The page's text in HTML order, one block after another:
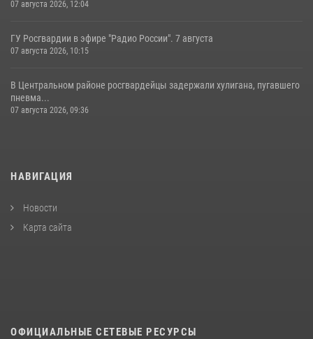
07 августа 2026, 12:04
ГУ Росгвардии в эфире "Радио России". 7 августа
07 августа 2026, 10:15
В Центральном районе росгвардейцы задержали хулигана, пугавшего
пневма...
07 августа 2026, 09:36
НАВИГАЦИЯ
Новости
Карта сайта
ОФИЦИАЛЬНЫЕ СЕТЕВЫЕ РЕСУРСЫ